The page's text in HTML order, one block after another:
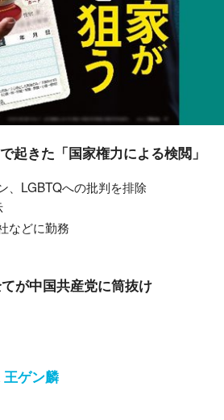
起きた「国家権力による検閲」
、LGBTQへの批判を排除
などに勤務
が中国共産党に筒抜け
王ゲン麟